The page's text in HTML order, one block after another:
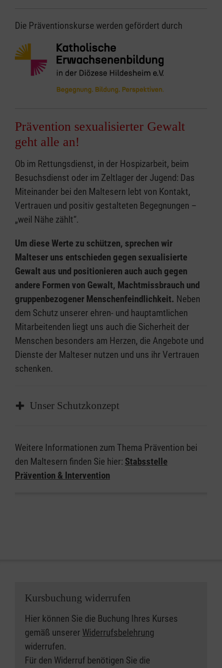
Die Präventionskurse werden gefördert durch
Prävention sexualisierter Gewalt
geht alle an!
Ob im Rettungsdienst, in der Hospizarbeit, beim
Besuchsdienst oder im Zeltlager der Jugend: Das
Miteinander bei den Maltesern lebt von Kontakt,
Vertrauen und positiv gestalteten Begegnungen –
„weil Nähe zählt“.
Um diese Werte zu schützen, sprechen wir
Malteser uns entschieden gegen sexualisierte
Gewalt aus und positionieren auch auch gegen
andere Formen von Gewalt, Machtmissbrauch und
gruppenbezogener Menschenfeindlichkeit. Neben
dem Schutz unserer ehren- und hauptamtlichen
Mitarbeitenden liegt uns auch die Sicherheit der
Menschen besonders am Herzen, die Angebote und
Dienste der Malteser nutzen und uns ihr Vertrauen
schenken.
Unser Schutzkonzept
Maßnahmen:
Einsetzen von Präventionsbeauftragten,
Prüfung der persönlichen Eignung,
Deutscher Gesellschaft für Prävention und
Intervention (DGfPI)
2. Aus- und Fortbildung:
Einführung eines verbindlichen
Schulungskonzeptes, Qualifizierung von
Weitere Informationen zum Thema Prävention bei
den Maltesern finden Sie hier: Stabsstelle
Prävention & Intervention
Kursbuchung widerrufen
Hier können Sie die Buchung Ihres Kurses
gemäß unserer Widerrufsbelehrung
widerrufen.
Für den Widerruf benötigen Sie die